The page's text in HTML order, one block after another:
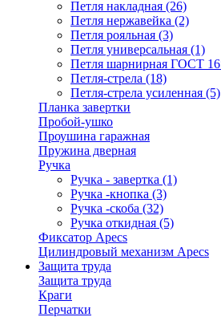
Петля накладная (26)
Петля нержавейка (2)
Петля рояльная (3)
Петля универсальная (1)
Петля шарнирная ГОСТ
Петля-стрела (18)
Петля-стрела усиленная (5)
Планка завертки
Пробой-ушко
Проушина гаражная
Пружина дверная
Ручка
Ручка - завертка (1)
Ручка -кнопка (3)
Ручка -скоба (32)
Ручка откидная (5)
Фиксатор Apecs
Цилиндровый механизм Apecs
Защита труда
Защита труда
Краги
Перчатки